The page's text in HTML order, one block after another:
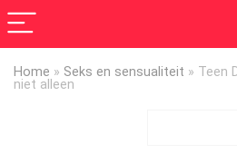
Home » Seks en sensualiteit » Teen
niet alleen